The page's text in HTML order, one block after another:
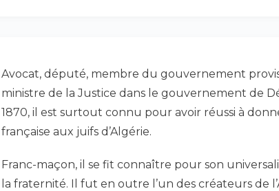
Avocat, député, membre du gouvernement
ministre de la Justice dans le gouvernement de
1870, il est surtout connu pour avoir réussi à
française aux juifs d’Algérie.
Franc-maçon, il se fit connaître pour son
la fraternité. Il fut en outre l’un des créateurs de